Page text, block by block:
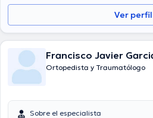
Español es el idioma principal hablado
Ver perfil
Francisco Javier
Ortopedista y Traumatólogo
Sobre el especialista